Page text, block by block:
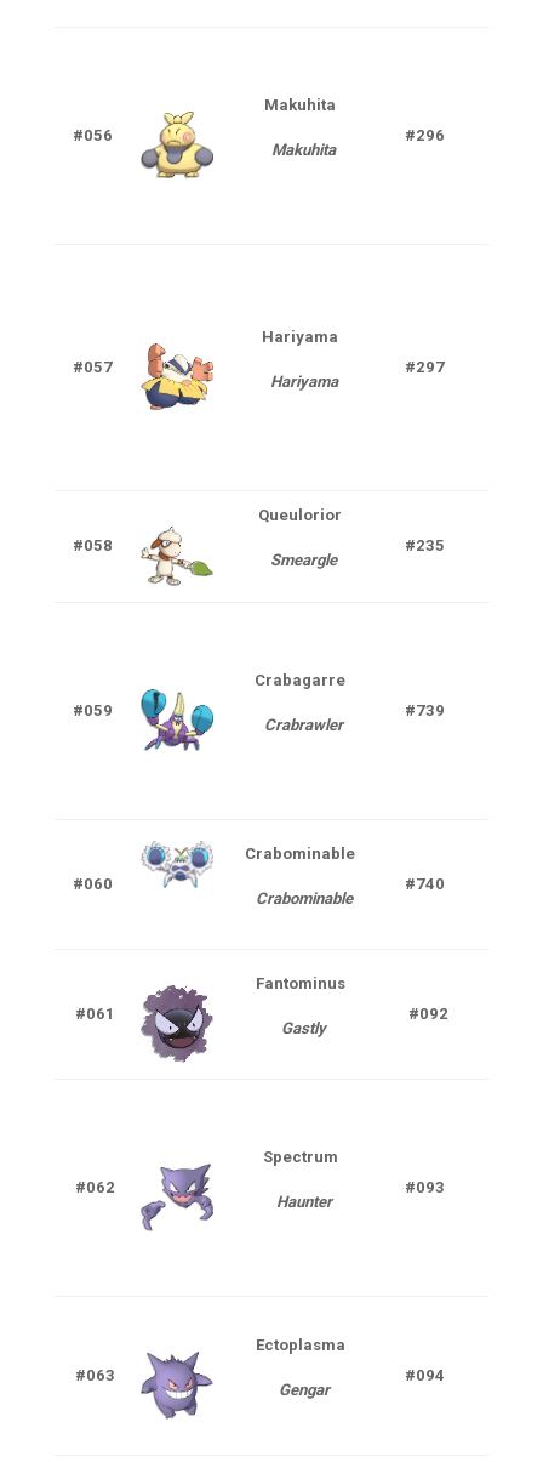
#056
Makuhita
Makuhita
#296
#057
Hariyama
Hariyama
#297
#058
Queulorior
Smeargle
#235
#059
Crabagarre
Crabrawler
#739
#060
Crabominable
Crabominable
#740
#061
Fantominus
Gastly
#092
#062
Spectrum
Haunter
#093
#063
Ectoplasma
Gengar
#094